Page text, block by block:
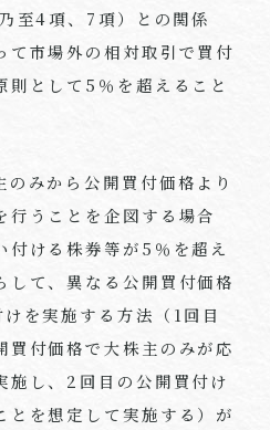
至4項、7項）との関係
て市場外の相対取引で買付
則として5％を超えること
みから公開買付価格より
行うことを企図する場合
付ける株券等が5％を超え
して、異なる公開買付価格
を実施する方法（1回目
買付価格で大株主のみが応
施し、2回目の公開買付け
とを想定して実施する）が